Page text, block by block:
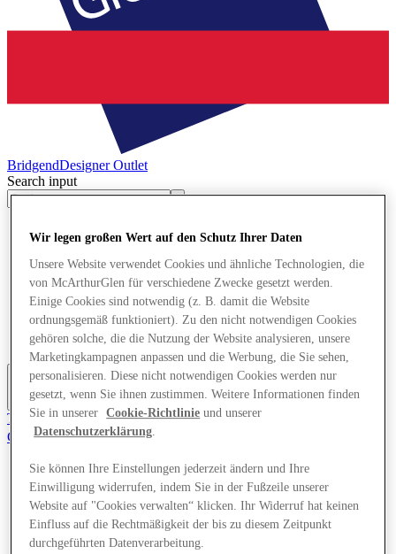
BridgendDesigner Outlet
Search input
Geschäfte
Angebote
Planen Sie Ihren Besuch
Was läuft
Essen & Trinken
Dienstleistungen
Geschenkkarten
Mittelkarte
Mehr
Tritt dem Club bei.
Gerettet
Geschäfte
Angebote
Planen Sie Ihren Besuch
Was läuft
Essen & Trinken
Wir legen großen Wert auf den Schutz Ihrer Daten
Unsere Website verwendet Cookies und ähnliche Technologien, die
von McArthurGlen für verschiedene Zwecke gesetzt werden.
Einige Cookies sind notwendig (z. B. damit die Website
ordnungsgemäß funktioniert). Zu den nicht notwendigen Cookies
gehören solche, die die Nutzung der Website analysieren, unsere
Marketingkampagnen anpassen und die Werbung, die Sie sehen,
personalisieren. Diese nicht notwendigen Cookies werden nur
gesetzt, wenn Sie ihnen zustimmen. Weitere Informationen finden
Sie in unserer
Cookie-Richtlinie und unserer
Datenschutzerklärung.
Sie können Ihre Einstellungen jederzeit ändern und Ihre
Einwilligung widerrufen, indem Sie in der Fußzeile unserer
Website auf "Cookies verwalten“ klicken. Ihr Widerruf hat keinen
Einfluss auf die Rechtmäßigkeit der bis zu diesem Zeitpunkt
durchgeführten Datenverarbeitung.